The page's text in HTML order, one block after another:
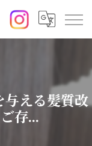
与える髪質改
存...